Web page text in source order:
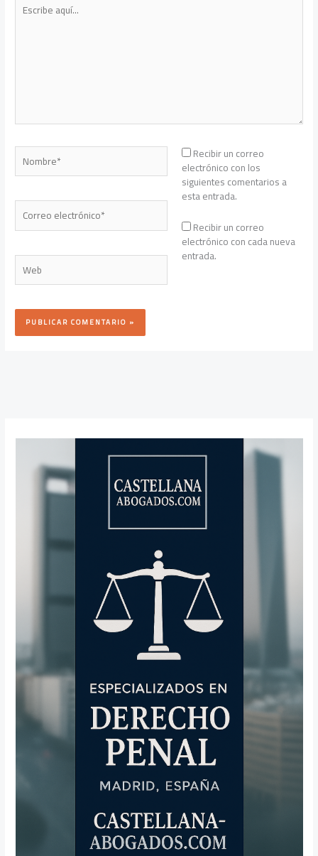
aquí...
Nombre*
Correo
electrónico*
Web
Recibir un correo
electrónico con los
siguientes comentarios a
esta entrada.
Recibir un correo
electrónico con cada nueva
entrada.